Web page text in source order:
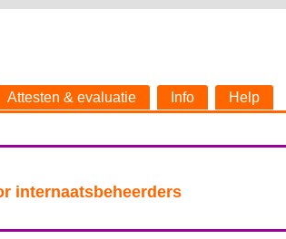
Attesten & evaluatie Info Help
internaatsbeheerders